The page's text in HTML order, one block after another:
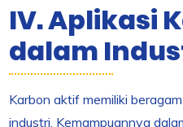
IV. Aplikasi
dalam
Karbon aktif memiliki
industri. Kemampuannya